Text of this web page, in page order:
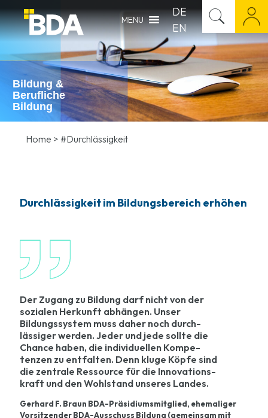
MENU
DE
EN
Bildung &
Berufliche
Bildung
Home > #Durchlässigkeit
Durchlässigkeit im Bildungsbereich erhöhen
Der Zugang zu Bildung darf nicht von der
sozialen Her­kunft abhängen. Unser
Bildungs­system muss daher noch durch­
lässiger werden. Jeder und jede sollte die
Chance haben, die indivi­duellen Kompe­
tenzen zu ent­falten. Denn kluge Köpfe sind
die zen­trale Ressource für die Innovations­
kraft und den Wohl­stand unseres Landes.
Gerhard F. Braun BDA-Präsidiumsmitglied, ehemaliger
Vorsitzender BDA-Ausschuss Bildung (gemeinsam mit